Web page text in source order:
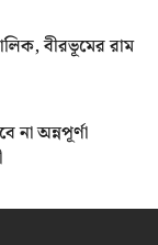
বীরভূমের রাম
না অন্নপূর্ণা